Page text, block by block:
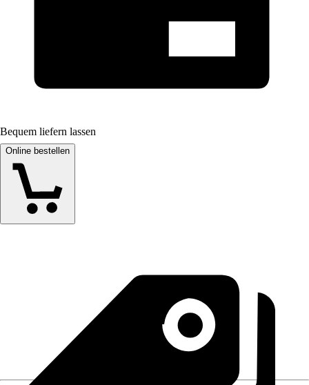
Bequem liefern lassen
Online bestellen